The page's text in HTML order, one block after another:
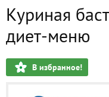
Куриная
диет-меню
В избранное!